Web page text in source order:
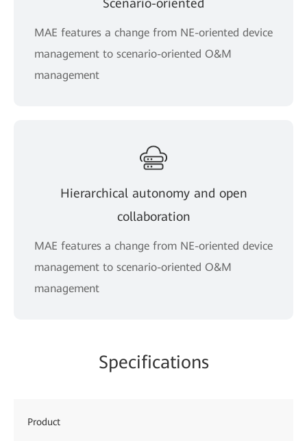
MAE features a change from NE-oriented device
management to scenario-oriented O&M
management
Hierarchical autonomy and open
collaboration
MAE features a change from NE-oriented device
management to scenario-oriented O&M
management
Specifications
Product